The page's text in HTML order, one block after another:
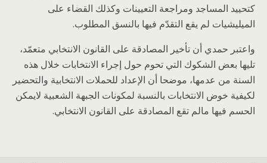
كتحييد المساجد ومراجعة التعيينات وكذلك القضاء على
الميليشيات لم يقع التقدّم فيها بالنسق المطلوب.
واعتبر حمدي أن تأخير المصادقة على القانون الانتخابي متعمّد،
تليها بعض الشكوك التي تحوم حول إجراء الانتخابات خلال هذه
السنة من عدمها، موضحا أن الإعداد للحملات الانتخابية والتحضير
لكيفية خوض الانتخابات بالنسبة لمكونات الجبهة الشعبية لايمكن
الحسم فيها مالم تقع المصادقة على القانون الانتخابي.